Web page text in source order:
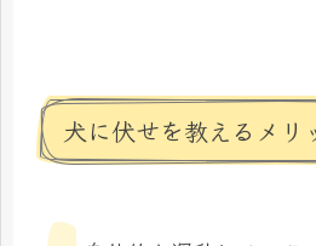
犬に伏せを教えるメリ